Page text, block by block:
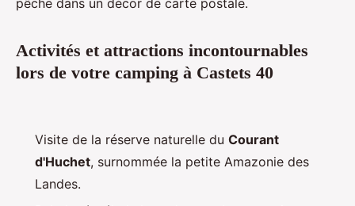
Activités et attractions incontournables
lors de votre camping à Castets 40
Visite de la réserve naturelle du Courant
d'Huchet, surnommée la petite Amazonie des
Landes.